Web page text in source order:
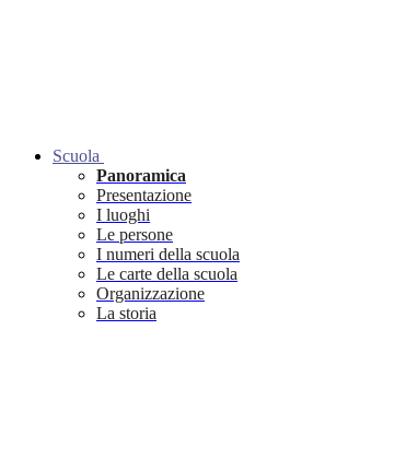
Scuola
Panoramica
Presentazione
I luoghi
Le persone
I numeri della scuola
Le carte della scuola
Organizzazione
La storia